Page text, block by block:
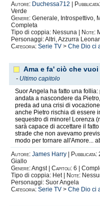
Autore: Duchessa712 Pubblicata:
Verde
Genere: Generale, Introspettivo,
Completa
Tipo di coppia: Nessuna |
Note:
Personaggi: Altri, Azzurra
Categoria: Serie TV > Che Dio ci
Ama e fa' ciò che vuoi
- Ultimo capitolo
Suor Angela ha fatto una
andata a nascondere da
preda ad una crisi di
anche Pietro rischia di essere
sequestro di minore! Lorenza
sarà capace di accettare il
strade che non avevamo
modo per tornare all'Amore...
Autore: James Harry Pubblicata:
Giallo
Genere:Angst | Capitoli: 6 |
Tipo di coppia: Het |
Note:
Personaggi: Suor Angela
Categoria: Serie TV > Che Dio ci